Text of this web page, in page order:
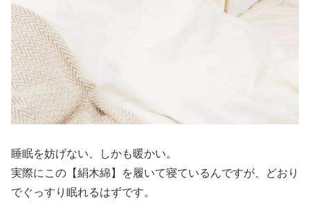
睡眠を妨げない、しかも暖かい。
実際にこの【絹木綿】を履いて寝ているんですが、どおり
でぐっすり眠れるはずです。